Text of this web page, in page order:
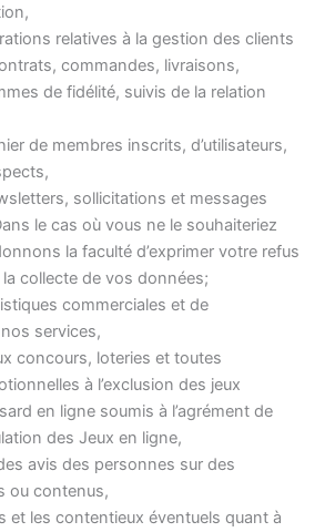
relatives à la gestion des clients
commandes, livraisons,
de fidélité, suivis de la relation
de membres inscrits, d’utilisateurs,
sollicitations et messages
le cas où vous ne le souhaiteriez
la faculté d’exprimer votre refus
collecte de vos données;
commerciales et de
services,
concours, loteries et toutes
à l’exclusion des jeux
en ligne soumis à l’agrément de
des Jeux en ligne,
avis des personnes sur des
ou contenus,
et les contentieux éventuels quant à